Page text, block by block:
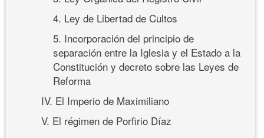
4. Ley de Libertad de Cultos
5. Incorporación del principio de
separación entre la Iglesia y el Estado a la
Constitución y decreto sobre las Leyes de
Reforma
IV. El Imperio de Maximiliano
V. El régimen de Porfirio Díaz